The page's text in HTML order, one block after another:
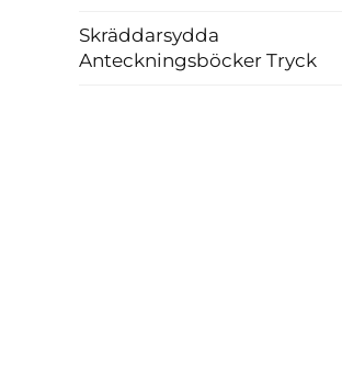
Skräddarsydda
Anteckningsböcker Tryck